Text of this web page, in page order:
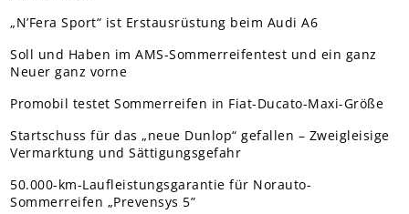
„N’Fera Sport“ ist Erstausrüstung beim Audi A6
Soll und Haben im AMS-Sommerreifentest und ein ganz
Neuer ganz vorne
Promobil testet Sommerreifen in Fiat-Ducato-Maxi-Größe
Startschuss für das „neue Dunlop“ gefallen – Zweigleisige
Vermarktung und Sättigungsgefahr
50.000-km-Laufleistungsgarantie für Norauto-
Sommerreifen „Prevensys 5”